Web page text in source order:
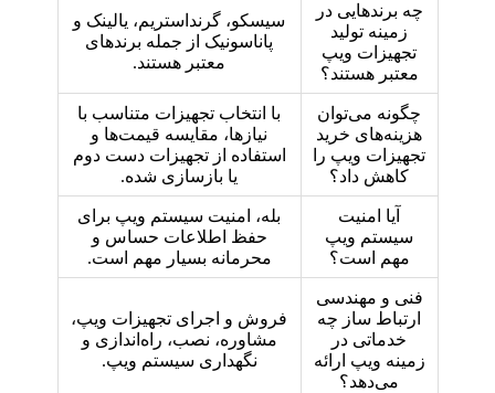
چه برندهایی در
زمینه تولید
تجهیزات ویپ
معتبر هستند؟
سیسکو، گرنداستریم، یالینک و
پاناسونیک از جمله برندهای
معتبر هستند.
چگونه می‌توان
هزینه‌های خرید
تجهیزات ویپ را
کاهش داد؟
با انتخاب تجهیزات متناسب با
نیازها، مقایسه قیمت‌ها و
استفاده از تجهیزات دست دوم
یا بازسازی شده.
آیا امنیت
سیستم ویپ
مهم است؟
بله، امنیت سیستم ویپ برای
حفظ اطلاعات حساس و
محرمانه بسیار مهم است.
فنی و مهندسی
ارتباط ساز چه
خدماتی در
زمینه ویپ ارائه
می‌دهد؟
فروش و اجرای تجهیزات ویپ،
مشاوره، نصب، راه‌اندازی و
نگهداری سیستم ویپ.